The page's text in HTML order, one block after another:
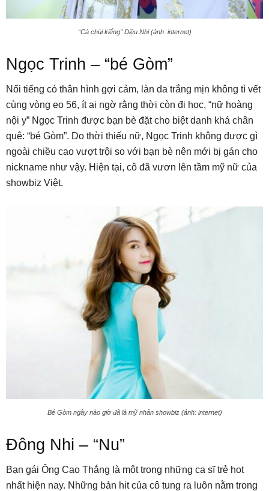
“Cá chùi kiếng” Diệu Nhi (ảnh: internet)
Ngọc Trinh – “bé Gòm”
Nổi tiếng có thân hình gợi cảm, làn da trắng mịn không tì vết
cùng vòng eo 56, ít ai ngờ rằng thời còn đi học, “nữ hoàng
nội y” Ngọc Trinh được bạn bè đặt cho biệt danh khá chân
quê: “bé Gòm”. Do thời thiếu nữ, Ngọc Trinh không được gì
ngoài chiều cao vượt trội so với bạn bè nên mới bị gán cho
nickname như vậy. Hiện tại, cô đã vươn lên tầm mỹ nữ của
showbiz Việt.
Bé Gòm ngày nào giờ đã là mỹ nhân showbiz (ảnh: internet)
Đông Nhi – “Nu”
Bạn gái Ông Cao Thắng là một trong những ca sĩ trẻ hot
nhất hiện nay. Những bản hit của cô tung ra luôn nằm trong